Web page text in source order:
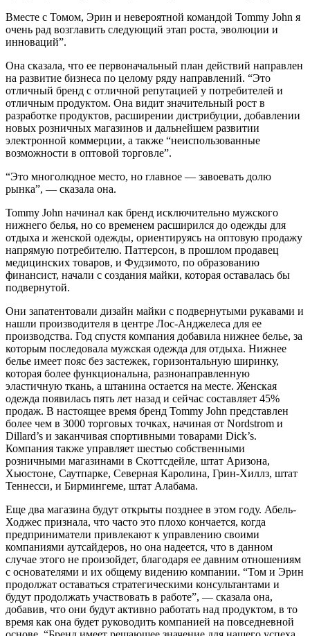
Вместе с Томом, Эрин и невероятной командой Tommy John я
очень рад возглавить следующий этап роста, эволюции и
инноваций”.
Она сказала, что ее первоначальный план действий направлен
на развитие бизнеса по целому ряду направлений. “Это
отличный бренд с отличной репутацией у потребителей и
отличным продуктом. Она видит значительный рост в
разработке продуктов, расширении дистрибуции, добавлении
новых розничных магазинов и дальнейшем развитии
электронной коммерции, а также “неиспользованные
возможности в оптовой торговле”.
“Это многолюдное место, но главное — завоевать долю
рынка”, — сказала она.
Tommy John начинал как бренд исключительно мужского
нижнего белья, но со временем расширился до одежды для
отдыха и женской одежды, ориентируясь на оптовую продажу
напрямую потребителю. Паттерсон, в прошлом продавец
медицинских товаров, и Фудзимото, по образованию
финансист, начали с создания майки, которая оставалась бы
подвернутой.
Они запатентовали дизайн майки с подвернутыми рукавами и
нашли производителя в центре Лос-Анджелеса для ее
производства. Год спустя компания добавила нижнее белье, за
которым последовала мужская одежда для отдыха. Нижнее
белье имеет пояс без застежек, горизонтальную ширинку,
которая более функциональна, разнонаправленную
эластичную ткань, а штанина остается на месте. Женская
одежда появилась пять лет назад и сейчас составляет 45%
продаж. В настоящее время бренд Tommy John представлен
более чем в 3000 торговых точках, начиная от Nordstrom и
Dillard’s и заканчивая спортивными товарами Dick’s.
Компания также управляет шестью собственными
розничными магазинами в Скоттсдейле, штат Аризона,
Хьюстоне, Саутпарке, Северная Каролина, Грин-Хиллз, штат
Теннесси, и Бирмингеме, штат Алабама.
Еще два магазина будут открыты позднее в этом году. Абель-
Ходжес признала, что часто это плохо кончается, когда
предприниматели привлекают к управлению своими
компаниями аутсайдеров, но она надеется, что в данном
случае этого не произойдет, благодаря ее давним отношениям
с основателями и их общему видению компании. “Том и Эрин
продолжат оставаться стратегическими консультантами и
будут продолжать участвовать в работе”, — сказала она,
добавив, что они будут активно работать над продуктом, в то
время как она будет руководить компанией на повседневной